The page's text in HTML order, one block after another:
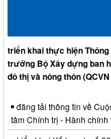
triển khai thực hiện
trưởng Bộ Xây dựng ban
đô thị và nông thôn
đăng tải thông tin về
tâm Chính trị - Hành